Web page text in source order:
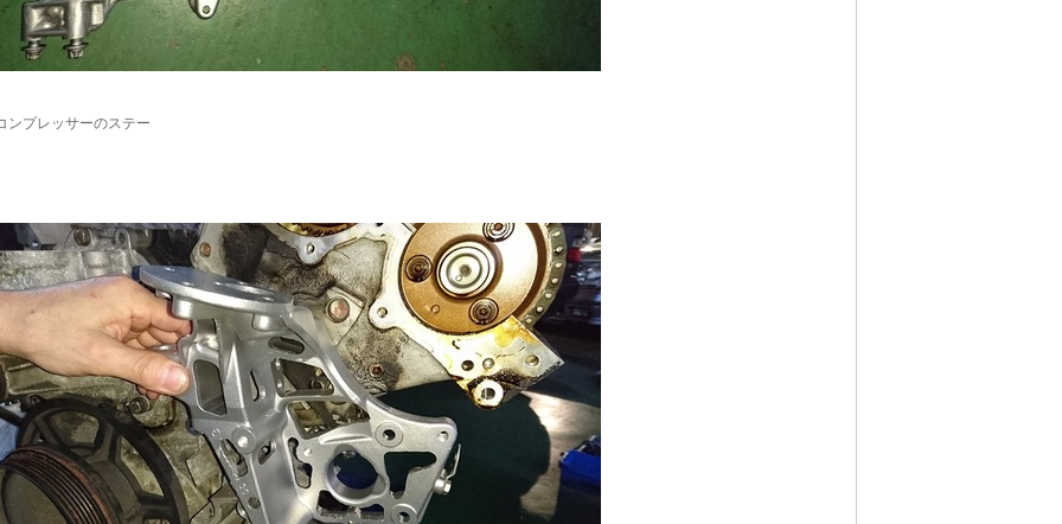
ンプレッサーのステー